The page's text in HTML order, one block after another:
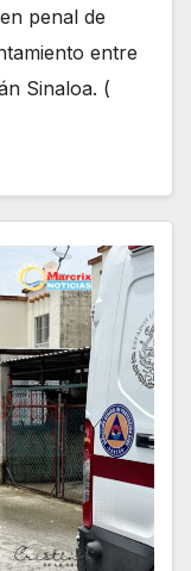
penal de
entre
Sinaloa. (